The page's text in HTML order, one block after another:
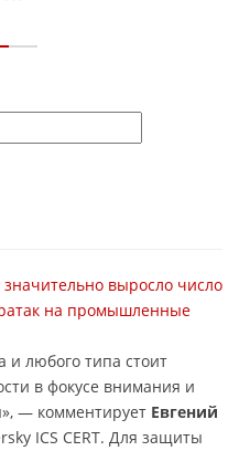
значительно выросло число
на промышленные
и любого типа стоит
в фокусе внимания и
— комментирует Евгений
ICS CERT. Для защиты